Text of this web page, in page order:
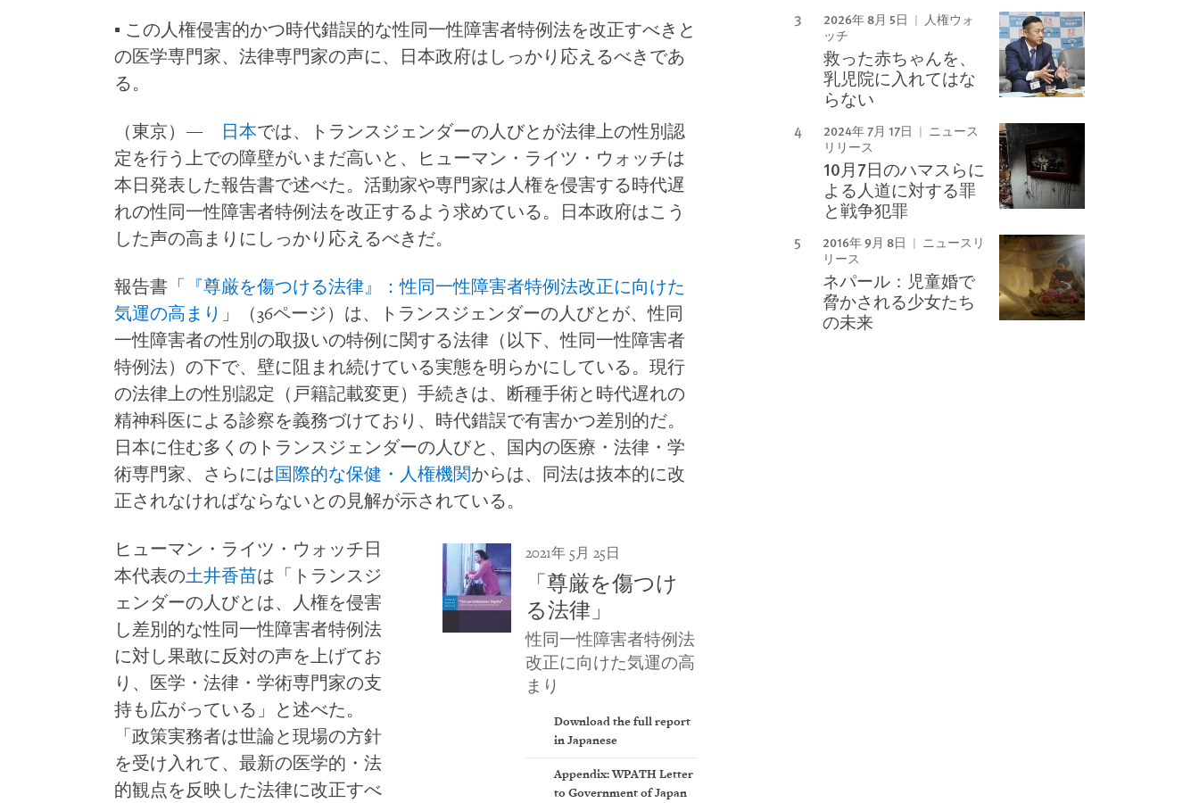
▪ この人権侵害的かつ時代錯誤的な性同一性障害者特例法を改正すべきと
の医学専門家、法律専門家の声に、日本政府はしっかり応えるべきであ
る。
（東京）― 日本では、トランスジェンダーの人びとが法律上の性別認
定を行う上での障壁がいまだ高いと、ヒューマン・ライツ・ウォッチは
本日発表した報告書で述べた。活動家や専門家は人権を侵害する時代遅
れの性同一性障害者特例法を改正するよう求めている。日本政府はこう
した声の高まりにしっかり応えるべきだ。
報告書「
『尊厳を傷つける法律』：性同一性障害者特例法改正に向けた
気運の高まり 」（36ページ）は、トランスジェンダーの人びとが、性同
一性障害者の性別の取扱いの特例に関する法律（以下、性同一性障害者
特例法）の下で、壁に阻まれ続けている実態を明らかにしている。現行
の法律上の性別認定（戸籍記載変更）手続きは、断種手術と時代遅れの
精神科医による診察を義務づけており、時代錯誤で有害かつ差別的だ。
日本に住む多くのトランスジェンダーの人びと、国内の医療・法律・学
術専門家、さらには国際的な保健・人権機関からは、同法は抜本的に改
正されなければならないとの見解が示されている。
2021年 5月 25日
「尊厳を傷つけ
る法律」
性同一性障害者特例法
改正に向けた気運の高
まり
Download the full report
in Japanese
Appendix: WPATH Letter
to Government of Japan
ヒューマン・ライツ・ウォッチ日
本代表の土井香苗は「トランスジ
ェンダーの人びとは、人権を侵害
し差別的な性同一性障害者特例法
に対し果敢に反対の声を上げてお
り、医学・法律・学術専門家の支
持も広がっている」と述べた。
「政策実務者は世論と現場の方針
を受け入れて、最新の医学的・法
的観点を反映した法律に改正すべ
2026年 8月 5日
人権ウォ
ッチ
救った赤ちゃんを、
乳児院に入れてはな
らない
2024年 7月 17日
ニュース
リリース
10月7日のハマスらに
よる人道に対する罪
と戦争犯罪
2016年 9月 8日
ニュースリ
リース
ネパール：児童婚で
脅かされる少女たち
の未来